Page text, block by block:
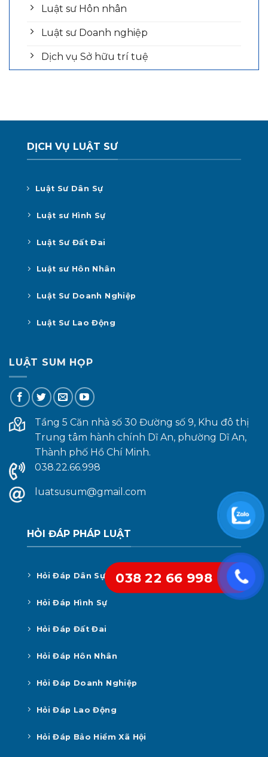
Luật sư Hôn nhân
Luật sư Doanh nghiệp
Dịch vụ Sở hữu trí tuệ
DỊCH VỤ LUẬT SƯ
Luật Sư Dân Sự
Luật sư Hình Sự
Luật Sư Đất Đai
Luật sư Hôn Nhân
Luật Sư Doanh Nghiệp
Luật Sư Lao Động
LUẬT SUM HỌP
Tầng 5 Căn nhà số 30 Đường số 9, Khu đô thị
Trung tâm hành chính Dĩ An, phường Dĩ An,
Thành phố Hồ Chí Minh.
038.22.66.998
luatsusum@gmail.com
HỎI ĐÁP PHÁP LUẬT
Hỏi Đáp Dân Sự
Hỏi Đáp Hình Sự
Hỏi Đáp Đất Đai
Hỏi Đáp Hôn Nhân
Hỏi Đáp Doanh Nghiệp
Hỏi Đáp Lao Động
Hỏi Đáp Bảo Hiểm Xã Hội
038 22 66 998